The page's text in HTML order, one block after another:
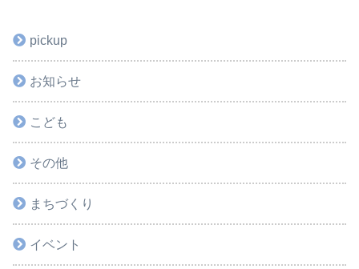
pickup
お知らせ
こども
その他
まちづくり
イベント